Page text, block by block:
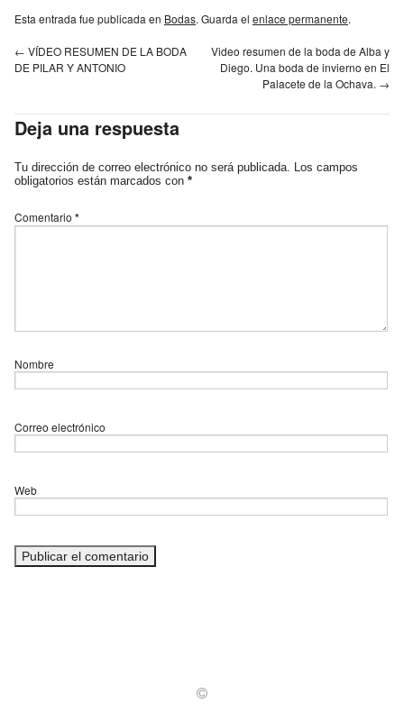
Esta entrada fue publicada en Bodas. Guarda el enlace permanente.
← VÍDEO RESUMEN DE LA BODA
DE PILAR Y ANTONIO
Video resumen de la boda de Alba y
Diego. Una boda de invierno en El
Palacete de la Ochava. →
Deja una respuesta
Tu dirección de correo electrónico no será publicada. Los campos
obligatorios están marcados con *
Comentario *
Nombre
Correo electrónico
Web